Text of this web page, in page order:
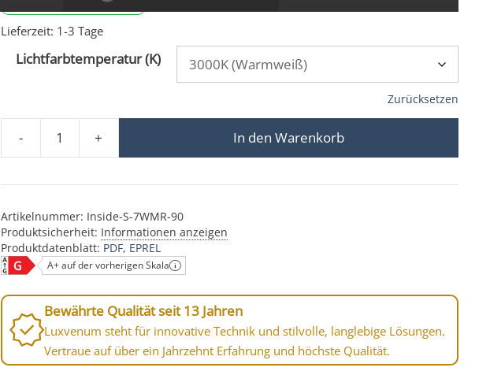
Lieferzeit: 1-3 Tage
Lichtfarbtemperatur (K)
Zurücksetzen
-
LED Einbauleuchte 12V | MR16 / GU5.3 | 7W & dimmbar | 90° Milchglas & 93
+ In den Warenkorb
Artikelnummer: Inside-S-7WMR-90
Produktsicherheit: Informationen anzeigen
Produktdatenblatt: PDF EPREL
A+ auf der vorherigen Skala
Bewährte Qualität seit 13 Jahren
Luxvenum steht für innovative Technik und stilvolle, langlebige Lösungen.
Vertraue auf über ein Jahrzehnt Erfahrung und höchste Qualität.